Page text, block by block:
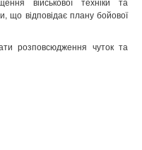
що відповідає плану бойової
розповсюдження чуток та